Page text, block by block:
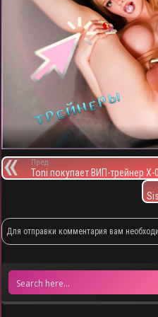
Пред.
Toni покупает ВИП-трейнер X-
Для отправки комментария вам